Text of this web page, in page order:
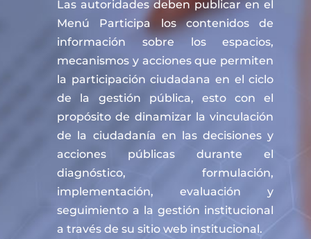
Las autoridades deben publicar en el
Menú Participa los contenidos de
información sobre los espacios,
mecanismos y acciones que permiten
la participación ciudadana en el ciclo
de la gestión pública, esto con el
propósito de dinamizar la vinculación
de la ciudadanía en las decisiones y
acciones públicas durante el
diagnóstico, formulación,
implementación, evaluación y
seguimiento a la gestión institucional
a través de su sitio web institucional.